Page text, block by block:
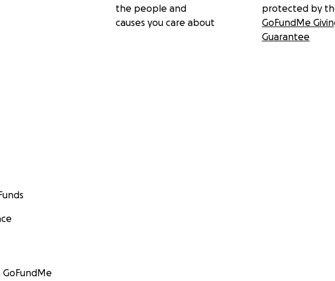
the people and
causes you care about
protected by
GoFundMe
Guarantee